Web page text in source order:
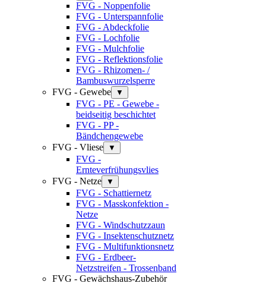
FVG - Noppenfolie
FVG - Unterspannfolie
FVG - Abdeckfolie
FVG - Lochfolie
FVG - Mulchfolie
FVG - Reflektionsfolie
FVG - Rhizomen- /
Bambuswurzelsperre
FVG - Gewebe
▼
FVG - PE - Gewebe -
beidseitig beschichtet
FVG - PP -
Bändchengewebe
FVG - Vliese
▼
FVG -
Ernteverfrühungsvlies
FVG - Netze
▼
FVG - Schattiernetz
FVG - Masskonfektion -
Netze
FVG - Windschutzzaun
FVG - Insektenschutznetz
FVG - Multifunktionsnetz
FVG - Erdbeer-
Netzstreifen - Trossenband
FVG - Gewächshaus-Zubehör